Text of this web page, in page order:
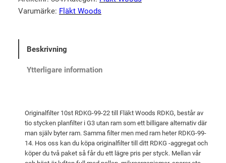
n
i
a
i
s
e
t
n
d
i
t
ä
r
:
Varumärke: Fläkt Woods
Beskrivning
Ytterligare information
Originalfilter 10st RDKG-99-22 till Fläkt Woods RDKG, består av
tio stycken planfilter i G3 utan ram som ett billigare alternativ där
man själv byter ram. Samma filter men med ram heter RDKG-99-
14. Hos oss kan du köpa originalfilter till ditt RDKG -aggregat och
köper du två paket så får du ett lägre pris per styck. Mellan vår